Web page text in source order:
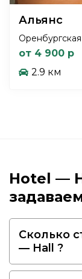
Альянс
от 4 900 р
2.9 км
Hotel —
Сколько
— Hall ?